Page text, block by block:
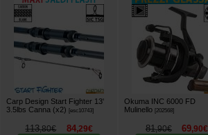
Carp Design Start Fighter 13'
3.5lbs Canna (x2)
[esc10743]
113,80€ 84,29€
Okuma INC 6000 FD
Mulinello [202568]
81,90€ 69,90€